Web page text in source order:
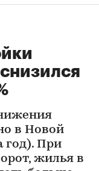
в Новой
год). При
жилья в